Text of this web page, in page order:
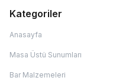
Kategoriler
Anasayfa
Masa Üstü Sunumları
Bar Malzemeleri